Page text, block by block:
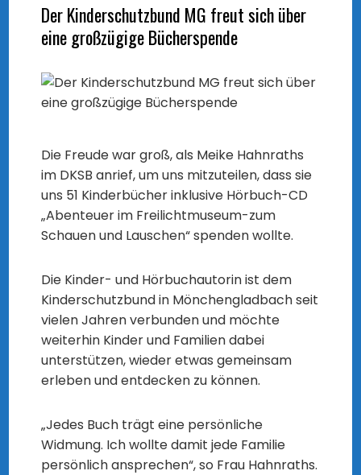
Der Kinderschutzbund MG freut sich über
eine großzügige Bücherspende
Die Freude war groß, als Meike Hahnraths
im DKSB anrief, um uns mitzuteilen, dass sie
uns 51 Kinderbücher inklusive Hörbuch-CD
„Abenteuer im Freilichtmuseum-zum
Schauen und Lauschen“ spenden wollte.
Die Kinder- und Hörbuchautorin ist dem
Kinderschutzbund in Mönchengladbach seit
vielen Jahren verbunden und möchte
weiterhin Kinder und Familien dabei
unterstützen, wieder etwas gemeinsam
erleben und entdecken zu können.
„Jedes Buch trägt eine persönliche
Widmung. Ich wollte damit jede Familie
persönlich ansprechen“, so Frau Hahnraths.